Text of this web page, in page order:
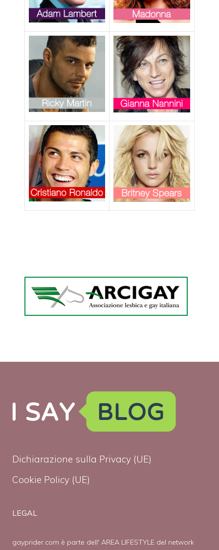
Dichiarazione sulla Privacy (UE)
Cookie Policy (UE)
LEGAL
gayprider.com è parte dell' AREA LIFESTYLE del network